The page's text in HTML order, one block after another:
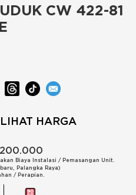
CW 422-81
HARGA
Biaya Instalasi / Pemasangan Unit.
Palangka Raya)
/ Perapian.